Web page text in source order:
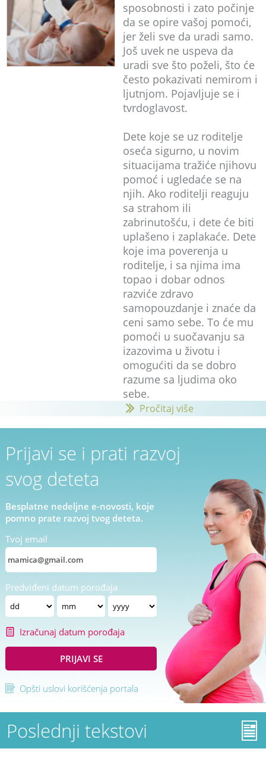
sposobnosti i zato počinje
da se opire vašoj pomoći,
jer želi sve da uradi samo.
Još uvek ne uspeva da
uradi sve što poželi, što će
često pokazivati nemirom i
ljutnjom. Pojavljuje se i
tvrdoglavost.
Dete koje se uz roditelje
oseća sigurno, u novim
situacijama tražiće njihovu
pomoć i ugledaće se na
njih. Ako roditelji reaguju
sa strahom ili
zabrinutošću, i dete će biti
uplašeno i zaplakaće. Dete
koje ima poverenja u
roditelje, i sa njima ima
topao i dobar odnos
razviće zdravo
samopouzdanje i znaće da
ceni samo sebe. To će mu
pomoći u suočavanju sa
izazovima u životu i
omogućiti da se dobro
razume sa ljudima oko
sebe.
Pročitaj više
Prijavi se i prati razvoj
svog deteta
Besplatne nedeljne e-novosti, koje
pomno prate razvoj tvog deteta.
Tvoj email
Predviđeni datum porođaja
Izračunaj datum porođaja
PRIJAVI SE
Opšti uslovi korišćenja portala
Poslednji tekstovi